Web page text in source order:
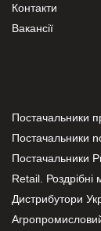
Контакти
Вакансії
Постачальники
Постачальники
Постачальники
Retail.
Дистрибутори